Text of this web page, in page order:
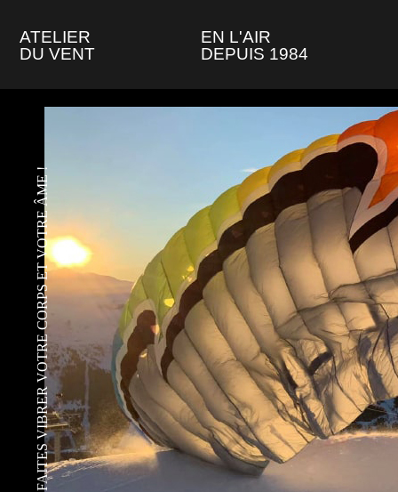
ATELIER
DU VENT
EN L'AIR
DEPUIS 1984
FAITES VIBRER VOTRE CORPS ET VOTRE ÂME !